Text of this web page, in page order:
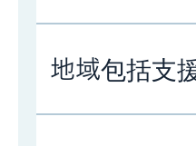
地域包括支